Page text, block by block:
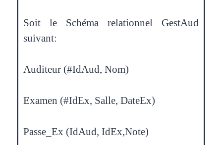
Soit le Schéma relationnel GestAud
suivant:
Auditeur (#IdAud, Nom)
Examen (#IdEx, Salle, DateEx)
Passe_Ex (IdAud, IdEx,Note)